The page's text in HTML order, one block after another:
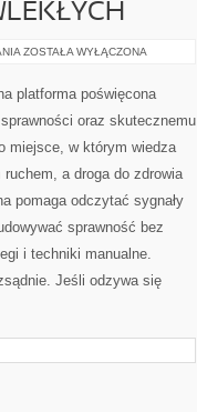
FIZJOTERAPIA
PRZEWLEKŁYCH
ZOSTAŁA WYŁĄCZONA
platforma poświęcona
oraz skutecznemu
miejsce, w którym wiedza
a droga do zdrowia
pomaga odczytać sygnały
sprawność bez
i techniki manualne.
Jeśli odzywa się